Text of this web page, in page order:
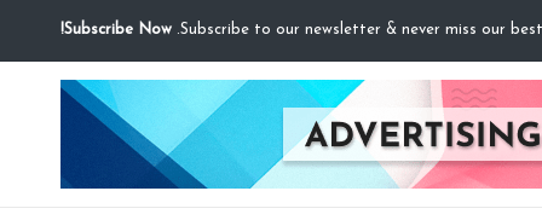
Subscribe Now!